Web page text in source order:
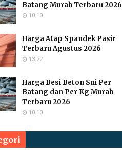
Batang Murah Terbaru 2026
10.10
Harga Atap Spandek Pasir
Terbaru Agustus 2026
13.22
Harga Besi Beton Sni Per
Batang dan Per Kg Murah
Terbaru 2026
10.10